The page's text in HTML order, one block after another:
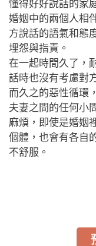
懂得好好說話的家
婚姻中的兩個人相
方說話的語氣和態
埋怨與指責。
在一起時間久了，
話時也沒有考慮對
而久之的惡性循環
夫妻之間的任何小
麻煩，即使是婚姻
個體，也會有各自
不舒服。